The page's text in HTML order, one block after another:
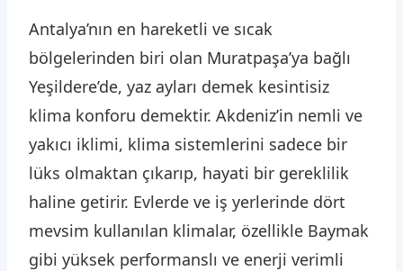
Antalya’nın en hareketli ve sıcak
bölgelerinden biri olan Muratpaşa’ya bağlı
Yeşildere’de, yaz ayları demek kesintisiz
klima konforu demektir. Akdeniz’in nemli ve
yakıcı iklimi, klima sistemlerini sadece bir
lüks olmaktan çıkarıp, hayati bir gereklilik
haline getirir. Evlerde ve iş yerlerinde dört
mevsim kullanılan klimalar, özellikle Baymak
gibi yüksek performanslı ve enerji verimli